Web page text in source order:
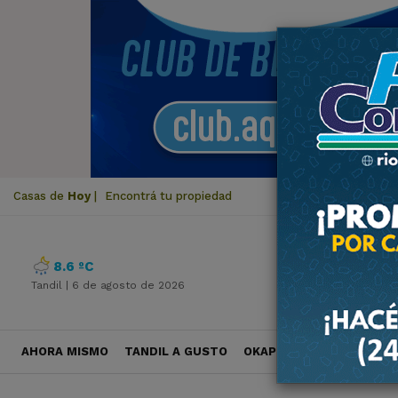
Casas de Hoy Encontrá tu propiedad
8.6 ºC
Tandil | 6 de agosto de 2026
AHORA MISMO TANDIL A GUSTO OKAPI VIAJES POLÍTICA